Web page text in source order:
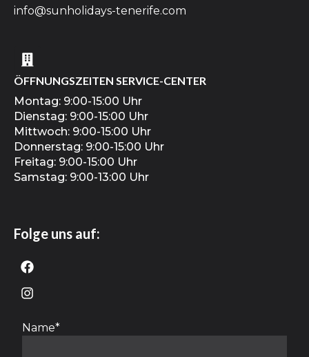
info@sunholidays-tenerife.com
ÖFFNUNGSZEITEN SERVICE-CENTER
Montag: 9:00-15:00 Uhr
Dienstag: 9:00-15:00 Uhr
Mittwoch: 9:00-15:00 Uhr
Donnerstag: 9:00-15:00 Uhr
Freitag: 9:00-15:00 Uhr
Samstag: 9:00-13:00 Uhr
Folge uns auf:
Name*